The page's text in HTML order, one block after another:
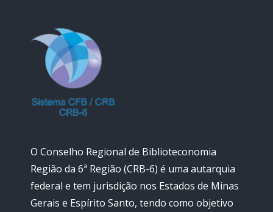
O Conselho Regional de Biblioteconomia
Região da 6ª Região (CRB-6) é uma autarquia
federal e tem jurisdição nos Estados de Minas
Gerais e Espírito Santo, tendo como objetivo